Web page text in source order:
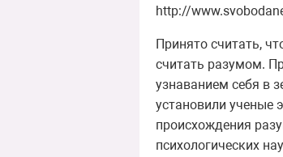
http://
Принято считать,
считать разумом.
узнаванием себя в
установили ученые
происхождения
психологических